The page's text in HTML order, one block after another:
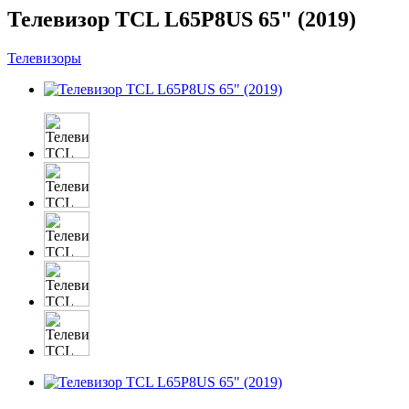
Телевизор TCL L65P8US 65" (2019)
Телевизоры